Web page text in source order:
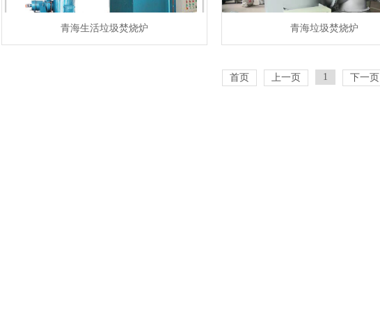
青海生活垃圾焚烧炉 青海垃圾焚烧炉
首页 上一页 1 下一页